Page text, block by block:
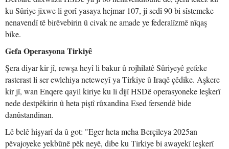
ku Sûriye jixwe li gorî yasaya hejmar 107, ji sedî 90 bi sîstemeke
nenavendî tê birêvebirin û civak ne amade ye federalîzmê nîqaş
bike.
Gefa Operasyona Tirkiyê
Şera diyar kir jî, rewşa heyî li bakur û rojhilatê Sûriyeyê gefeke
rasterast li ser ewlehiya neteweyî ya Tirkiye û Iraqê çêdike. Aşkere
kir jî, wan Enqere qayil kiriye ku li dijî HSDê operasyoneke leşkerî
nede destpêkirin û heta piştî rûxandina Esed fersendê bide
danûstandinan.
Lê belê hişyarî da û got: "Eger heta meha Berçileya 2025an
pêvajoyeke yekbûnê pêk neyê, dibe ku Tirkiye bi awayekî leşkerî